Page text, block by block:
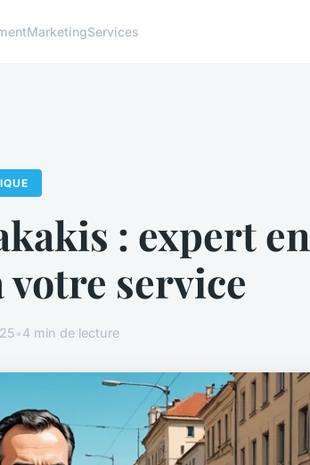
MarketingServices
: expert en
service
•4 min de lecture